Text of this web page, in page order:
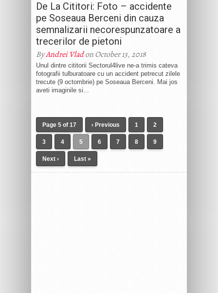
De La Cititori: Foto – accidente
pe Soseaua Berceni din cauza
semnalizarii necorespunzatoare a
trecerilor de pietoni
ByAndrei Vladon October 13, 2018
Unul dintre cititorii Sectorul4live ne-a trimis cateva
fotografii tulburatoare cu un accident petrecut zilele
trecute (9 octombrie) pe Soseaua Berceni. Mai jos
aveti imaginile si...
Page 5 of 17 ‹ Previous 1 2
3 4 5 6 7 8 9
Next › Last »